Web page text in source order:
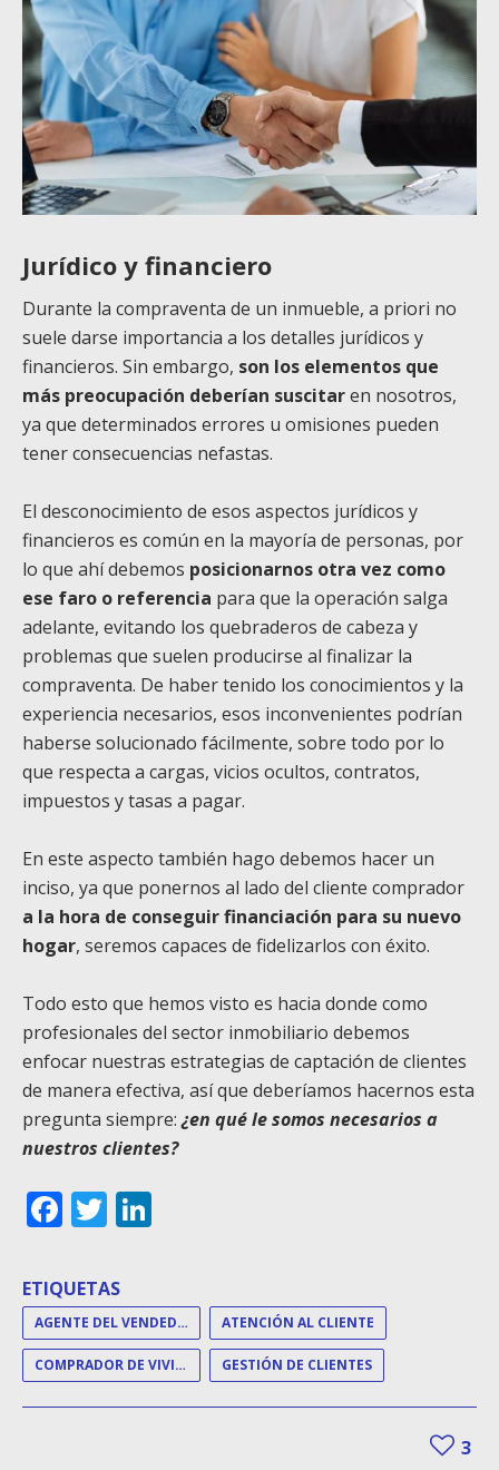
Jurídico y financiero
Durante la compraventa de un inmueble, a priori no
suele darse importancia a los detalles jurídicos y
financieros. Sin embargo, son los elementos que
más preocupación deberían suscitaren nosotros,
ya que determinados errores u omisiones pueden
tener consecuencias nefastas.
El desconocimiento de esos aspectos jurídicos y
financieros es común en la mayoría de personas, por
lo que ahí debemos posicionarnos otra vez como
ese faro o referencia para que la operación salga
adelante, evitando los quebraderos de cabeza y
problemas que suelen producirse al finalizar la
compraventa. De haber tenido los conocimientos y la
experiencia necesarios, esos inconvenientes podrían
haberse solucionado fácilmente, sobre todo por lo
que respecta a cargas, vicios ocultos, contratos,
impuestos y tasas a pagar.
En este aspecto también hago debemos hacer un
inciso, ya que ponernos al lado del cliente comprador
a la hora de conseguir financiación para su nuevo
hogar, seremos capaces de fidelizarlos con éxito.
Todo esto que hemos visto es hacia donde como
profesionales del sector inmobiliario debemos
enfocar nuestras estrategias de captación de clientes
de manera efectiva, así que deberíamos hacernos esta
pregunta siempre:¿en qué le somos necesarios a
nuestros clientes?
Facebook
Twitter
ETIQUETAS
AGENTE DEL VENDEDOR ATENCIÓN AL CLIENTE
COMPRADOR DE VIVIENDA GESTIÓN DE CLIENTES
3